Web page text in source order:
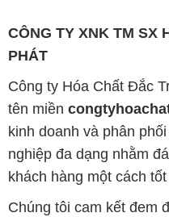
CÔNG TY XNK TM SX
PHÁT
Công ty Hóa Chất Đắc
tên miền
kinh doanh và phân
nghiệp đa dạng nhằm
khách hàng một cách
Chúng tôi cam kết đem